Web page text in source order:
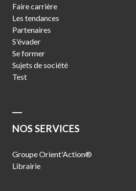
Faire carrière
Les tendances
Partenaires
S'évader
Se former
Sujets de société
Test
NOS SERVICES
Groupe Orient'Action®
Librairie